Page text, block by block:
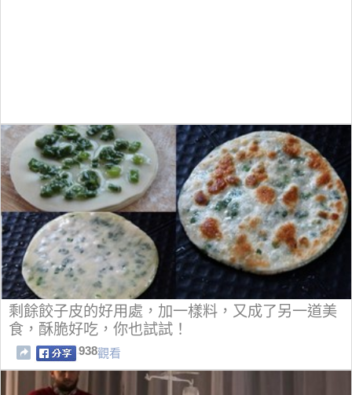
剩餘餃子皮的好用處，加一樣料，又成了另一道美
食，酥脆好吃，你也試試！
938觀看